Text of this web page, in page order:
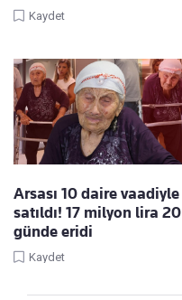
Kaydet
Arsası 10 daire vaadiyle
satıldı! 17 milyon lira 20
günde eridi
Kaydet